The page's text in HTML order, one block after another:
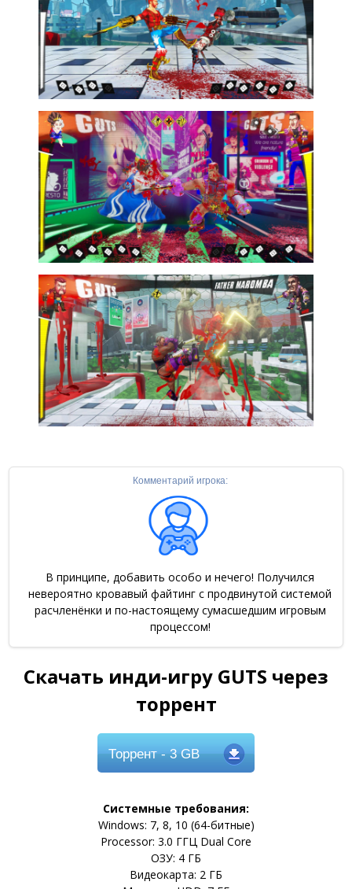
Комментарий игрока:
В принципе, добавить особо и нечего! Получился
невероятно кровавый файтинг с продвинутой системой
расчленёнки и по-настоящему сумасшедшим игровым
процессом!
Скачать инди-игру GUTS через
торрент
Торрент- 3 GB
Системные требования:
Windows: 7, 8, 10 (64-битные)
Processor: 3.0 ГГЦ Dual Core
ОЗУ: 4 ГБ
Видеокарта: 2 ГБ